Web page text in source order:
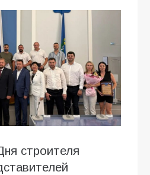
строителя